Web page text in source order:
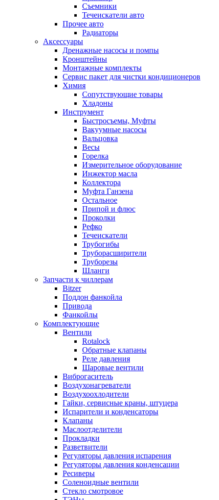
Съемники
Течеискатели авто
Прочее авто
Радиаторы
Аксессуары
Дренажные насосы и помпы
Кронштейны
Монтажные комплекты
Сервис пакет для чистки кондиционеров
Химия
Сопутствующие товары
Хладоны
Инструмент
Быстросъемы, Муфты
Вакуумные насосы
Вальцовка
Весы
Горелка
Измерительное оборудование
Инжектор масла
Коллектора
Муфта Ганзена
Остальное
Припой и флюс
Проколки
Рефко
Течеискатели
Трубогибы
Труборасширители
Труборезы
Шланги
Запчасти к чиллерам
Bitzer
Поддон фанкойла
Привода
Фанкойлы
Комплектующие
Вентили
Rotalock
Обратные клапаны
Реле давления
Шаровые вентили
Виброгаситель
Воздухонагреватели
Воздухоохлодители
Гайки, сервисные краны, штуцера
Испарители и конденсаторы
Клапаны
Маслоотделители
Прокладки
Разветвители
Регуляторы давления испарения
Регуляторы давления конденсации
Ресиверы
Соленоидные вентили
Стекло смотровое